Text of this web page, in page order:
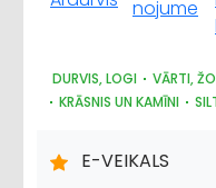
DURVIS, LOGI VĀRTI,
KRĀSNIS UN KAMĪNI
E-VEIKALS